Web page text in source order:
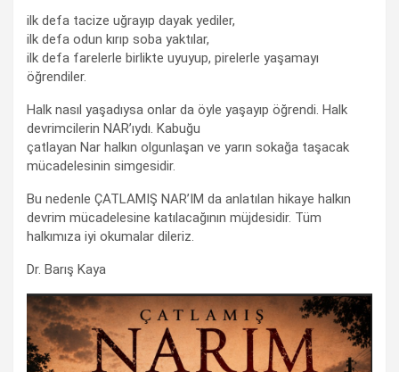
ilk defa tacize uğrayıp dayak yediler,
ilk defa odun kırıp soba yaktılar,
ilk defa farelerle birlikte uyuyup, pirelerle yaşamayı
öğrendiler.
Halk nasıl yaşadıysa onlar da öyle yaşayıp öğrendi. Halk
devrimcilerin NAR’ıydı. Kabuğu
çatlayan Nar halkın olgunlaşan ve yarın sokağa taşacak
mücadelesinin simgesidir.
Bu nedenle ÇATLAMIŞ NAR’IM da anlatılan hikaye halkın
devrim mücadelesine katılacağının müjdesidir. Tüm
halkımıza iyi okumalar dileriz.
Dr. Barış Kaya